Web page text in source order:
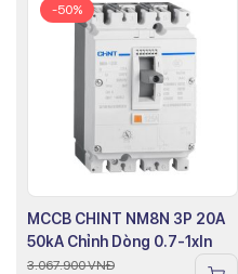
-50%
MCCB CHINT NM8N 3P 20A
50kA Chỉnh Dòng 0.7-1xIn
3.067.900VNĐ